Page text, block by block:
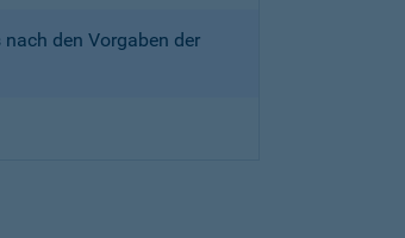
den Vorgaben der